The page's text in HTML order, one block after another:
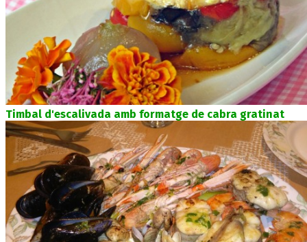
Timbal d'escalivada amb formatge de cabra gratinat